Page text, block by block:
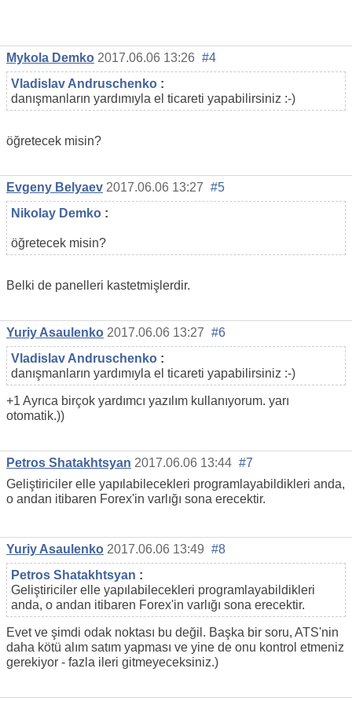
Mykola Demko 2017.06.06 13:26 #4
Vladislav Andruschenko :
danışmanların yardımıyla el ticareti yapabilirsiniz :-)
öğretecek misin?
Evgeny Belyaev 2017.06.06 13:27 #5
Nikolay Demko :
öğretecek misin?
Belki de panelleri kastetmişlerdir.
Yuriy Asaulenko 2017.06.06 13:27 #6
Vladislav Andruschenko :
danışmanların yardımıyla el ticareti yapabilirsiniz :-)
+1 Ayrıca birçok yardımcı yazılım kullanıyorum. yarı
otomatik.))
Petros Shatakhtsyan 2017.06.06 13:44 #7
Geliştiriciler elle yapılabilecekleri programlayabildikleri anda,
o andan itibaren Forex'in varlığı sona erecektir.
Yuriy Asaulenko 2017.06.06 13:49 #8
Petros Shatakhtsyan :
Geliştiriciler elle yapılabilecekleri programlayabildikleri
anda, o andan itibaren Forex'in varlığı sona erecektir.
Evet ve şimdi odak noktası bu değil. Başka bir soru, ATS'nin
daha kötü alım satım yapması ve yine de onu kontrol etmeniz
gerekiyor - fazla ileri gitmeyeceksiniz.)